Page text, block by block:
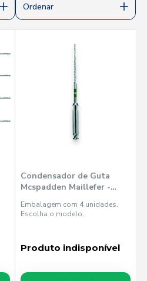
Ordenar
Condensador de Guta
Mcspadden Maillefer -
Embalagem com 4 unidades.
Escolha o modelo.
Produto indisponível